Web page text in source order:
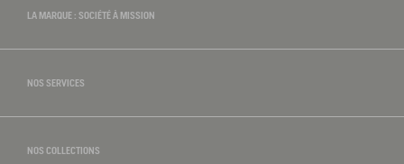
LA MARQUE : SOCIÉTÉ À MISSION
NOS SERVICES
NOS COLLECTIONS